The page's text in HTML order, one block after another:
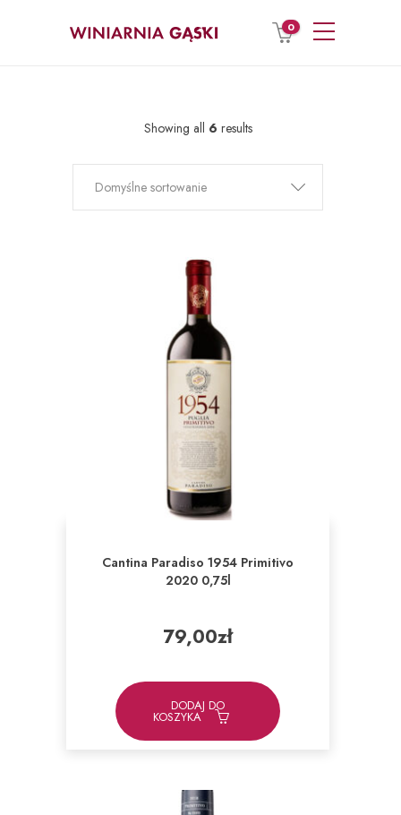
0
Showing all 6 results
Domyślne sortowanie
Cantina Paradiso 1954 Primitivo
2020 0,75l
79,00zł
DODAJ DO
KOSZYKA